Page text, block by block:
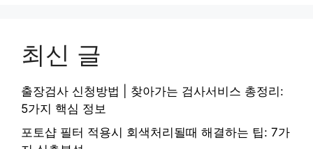
최신 글
출장검사 신청방법 | 찾아가는 검사서비스 총정리:
5가지 핵심 정보
포토샵 필터 적용시 회색처리될때 해결하는 팁: 7가